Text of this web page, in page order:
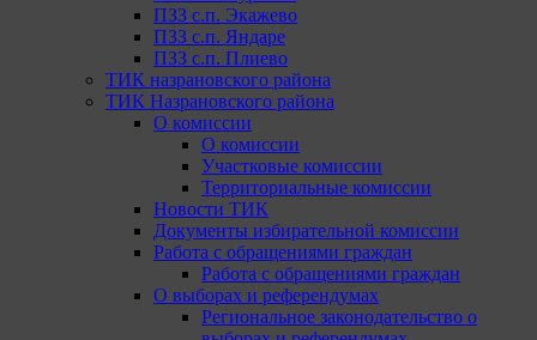
ПЗЗ с.п. Экажево
ПЗЗ с.п. Яндаре
ПЗЗ с.п. Плиево
ТИК назрановского района
ТИК Назрановского района
О комиссии
О комиссии
Участковые комиссии
Территориальные комиссии
Новости ТИК
Документы избирательной комиссии
Работа с обращениями граждан
Работа с обращениями граждан
О выборах и референдумах
Региональное законодательство о